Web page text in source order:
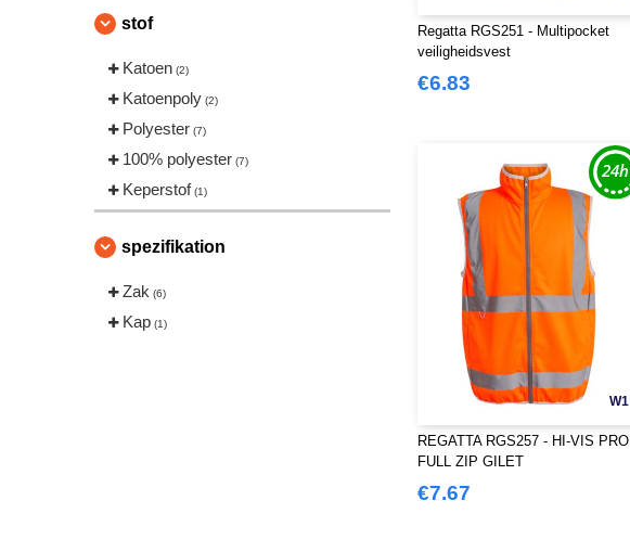
stof
Katoen (2)
Katoenpoly (2)
Polyester (7)
100% polyester (7)
Keperstof (1)
spezifikation
Zak (6)
Kap (1)
Regatta RGS251 - Multipocket
veiligheidsvest
€6.83
W1
REGATTA RGS257 - HI-VIS PRO
FULL ZIP GILET
€7.67